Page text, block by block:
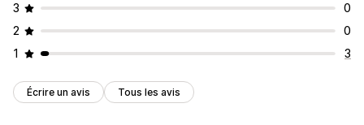
3
0
2
0
1
3
Écrire un avis Tous les avis